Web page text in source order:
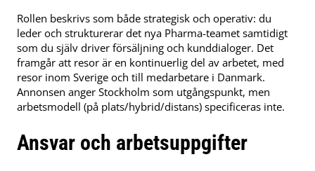
Rollen beskrivs som både strategisk och operativ: du
leder och strukturerar det nya Pharma-teamet samtidigt
som du själv driver försäljning och kunddialoger. Det
framgår att resor är en kontinuerlig del av arbetet, med
resor inom Sverige och till medarbetare i Danmark.
Annonsen anger Stockholm som utgångspunkt, men
arbetsmodell (på plats/hybrid/distans) specificeras inte.
Ansvar och arbetsuppgifter